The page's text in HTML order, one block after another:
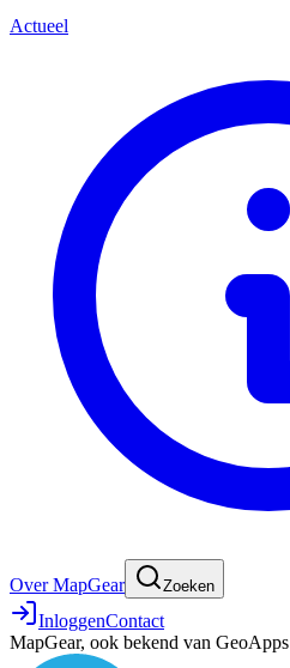
Actueel
Over MapGear Zoeken
InloggenContact
MapGear, ook bekend van GeoApps